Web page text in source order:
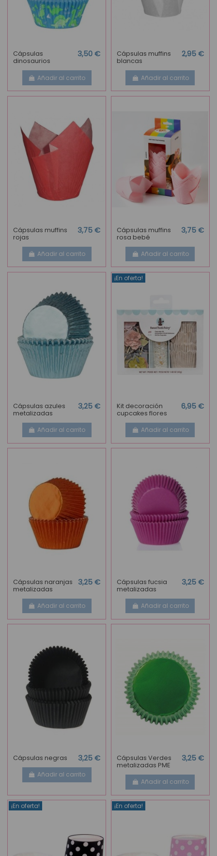
Cápsulas
dinosaurios
3,50 €
Añadir al carrito
Cápsulas muffins
blancas
2,95 €
Añadir al carrito
Cápsulas muffins
rojas
3,75 €
Añadir al carrito
Cápsulas muffins
rosa bebé
3,75 €
Añadir al carrito
Cápsulas azules
metalizadas
3,25 €
Añadir al carrito
¡En oferta!
Kit decoración
cupcakes flores
6,95 €
Añadir al carrito
Cápsulas naranjas
metalizadas
3,25 €
Añadir al carrito
Cápsulas fucsia
metalizadas
3,25 €
Añadir al carrito
Cápsulas negras 3,25 €
Añadir al carrito
Cápsulas Verdes
metalizadas PME
3,25 €
Añadir al carrito
¡En oferta! ¡En oferta!